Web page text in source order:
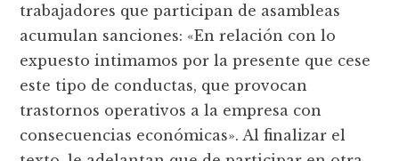
trabajadores que participan de asambleas
acumulan sanciones: «En relación con lo
expuesto intimamos por la presente que cese
este tipo de conductas, que provocan
trastornos operativos a la empresa con
consecuencias económicas». Al finalizar el